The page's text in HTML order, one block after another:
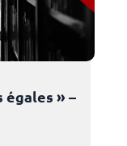
égales » –